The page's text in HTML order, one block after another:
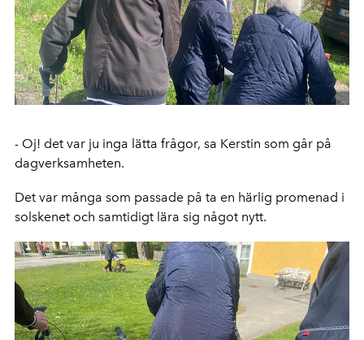
- Oj! det var ju inga lätta frågor, sa Kerstin som går på
dagverksamheten.
Det var många som passade på ta en härlig promenad i
solskenet och samtidigt lära sig något nytt.